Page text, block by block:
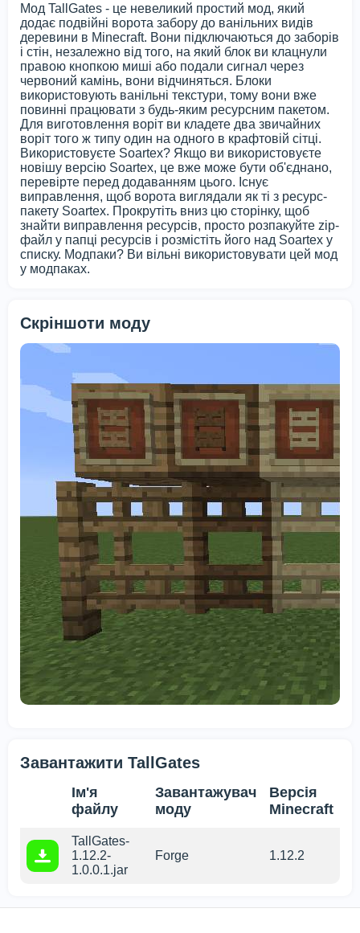
Мод TallGates - це невеликий простий мод, який
додає подвійні ворота забору до ванільних видів
деревини в Minecraft. Вони підключаються до заборів
і стін, незалежно від того, на який блок ви клацнули
правою кнопкою миші або подали сигнал через
червоний камінь, вони відчиняться. Блоки
використовують ванільні текстури, тому вони вже
повинні працювати з будь-яким ресурсним пакетом.
Для виготовлення воріт ви кладете два звичайних
воріт того ж типу один на одного в крафтовій сітці.
Використовуєте Soartex? Якщо ви використовуєте
новішу версію Soartex, це вже може бути об'єднано,
перевірте перед додаванням цього. Існує
виправлення, щоб ворота виглядали як ті з ресурс-
пакету Soartex. Прокрутіть вниз цю сторінку, щоб
знайти виправлення ресурсів, просто розпакуйте zip-
файл у папці ресурсів і розмістіть його над Soartex у
списку. Модпаки? Ви вільні використовувати цей мод
у модпаках.
Скріншоти моду
Завантажити TallGates
Ім'я
файлу
Завантажувач
моду
Версія
Minecraft
TallGates-
1.12.2-
1.0.0.1.jar
Forge 1.12.2